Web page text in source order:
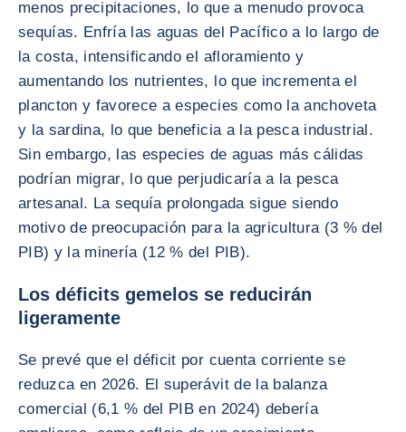
menos precipitaciones, lo que a menudo provoca
sequías. Enfría las aguas del Pacífico a lo largo de
la costa, intensificando el afloramiento y
aumentando los nutrientes, lo que incrementa el
plancton y favorece a especies como la anchoveta
y la sardina, lo que beneficia a la pesca industrial.
Sin embargo, las especies de aguas más cálidas
podrían migrar, lo que perjudicaría a la pesca
artesanal. La sequía prolongada sigue siendo
motivo de preocupación para la agricultura (3 % del
PIB) y la minería (12 % del PIB).
Los déficits gemelos se reducirán
ligeramente
Se prevé que el déficit por cuenta corriente se
reduzca en 2026. El superávit de la balanza
comercial (6,1 % del PIB en 2024) debería